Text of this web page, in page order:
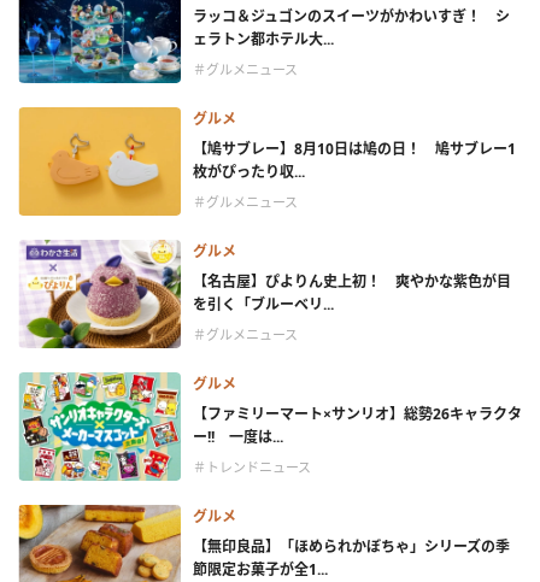
ラッコ＆ジュゴンのスイーツがかわいすぎ！ シ
ェラトン都ホテル大...
＃グルメニュース
グルメ
【鳩サブレー】8月10日は鳩の日！ 鳩サブレー1
枚がぴったり収...
＃グルメニュース
グルメ
【名古屋】ぴよりん史上初！ 爽やかな紫色が目
を引く「ブルーベリ...
＃グルメニュース
グルメ
【ファミリーマート×サンリオ】総勢26キャラクタ
ー!! 一度は...
＃トレンドニュース
グルメ
【無印良品】「ほめられかぼちゃ」シリーズの季
節限定お菓子が全1...